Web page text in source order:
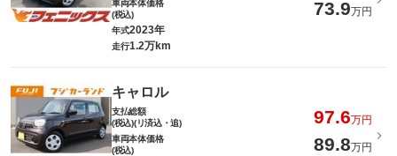
車両本体価格
(税込)
73.9万円
年式2023年
走行1.2万km
キャロル
支払総額
(税込)(リ済込・追)
97.6万円
車両本体価格
(税込)
89.8万円